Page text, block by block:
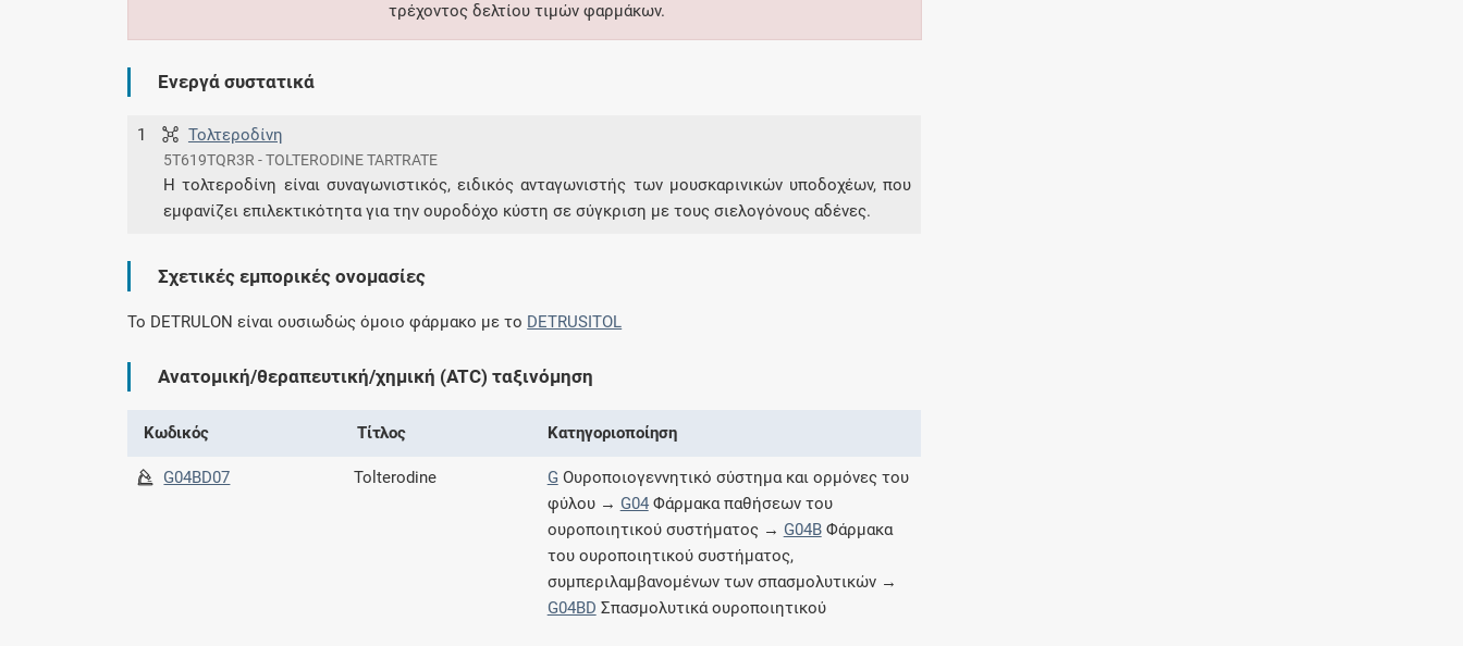
εγκυμοσύνης ή του θηλασμού
επιπλέον παροχές των συνδρομητικών
προγραμμάτων
Ενδείξεις και αγωγές
Βρείτε θεραπευτικές ενδείξεις και αγωγές για
νόσους, συμπτώματα και ιατρικές πράξεις
Γνωρίζατε ότι...
Μοιραζόμαστε μαζί σας γεγονότα της
πορείας του Galinos.gr από το 2011 μέχρι
σήμερα
τρέχοντος δελτίου τιμών φαρμάκων.
Ενεργά συστατικά
1 Τολτεροδίνη
5T619TQR3R - TOLTERODINE TARTRATE
Η τολτεροδίνη είναι συναγωνιστικός, ειδικός ανταγωνιστής των μουσκαρινικών υποδοχέων, που
εμφανίζει επιλεκτικότητα για την ουροδόχο κύστη σε σύγκριση με τους σιελογόνους αδένες.
Σχετικές εμπορικές ονομασίες
To DETRULON είναι ουσιωδώς όμοιο φάρμακο με το DETRUSITOL
Ανατομική/θεραπευτική/χημική (ATC) ταξινόμηση
Κωδικός Τίτλος Κατηγοριοποίηση
G04BD07 Tolterodine G Ουροποιογεννητικό σύστημα και ορμόνες του
φύλου → G04Φάρμακα παθήσεων του
ουροποιητικού συστήματος → G04BΦάρμακα
του ουροποιητικού συστήματος,
συμπεριλαμβανομένων των σπασμολυτικών →
G04BD Σπασμολυτικά ουροποιητικού